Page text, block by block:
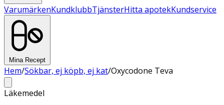
VarumärkenKundklubbTjänsterHitta apotekKundservice
Mina Recept
Hem/Sökbar, ej köpb, ej kat/Oxycodone Teva
Läkemedel